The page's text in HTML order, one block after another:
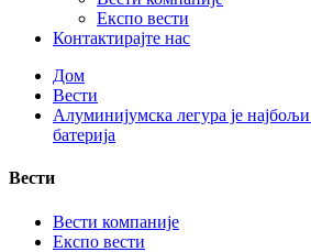
Експо вести
Контактирајте нас
Дом
Вести
Алуминијумска легура је
батерија
Вести
Вести компаније
Експо вести